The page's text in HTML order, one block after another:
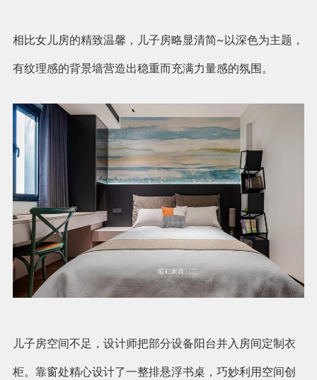
相比女儿房的精致温馨，儿子房略显清简~以深色为主题，
有纹理感的背景墙营造出稳重而充满力量感的氛围。
儿子房空间不足，设计师把部分设备阳台并入房间定制衣
柜。靠窗处精心设计了一整排悬浮书桌，巧妙利用空间创